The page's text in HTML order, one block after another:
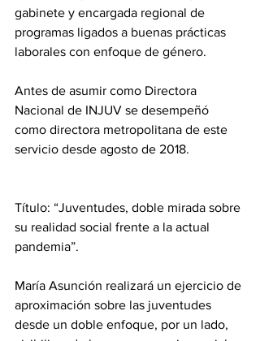
gabinete y encargada regional de
programas ligados a buenas prácticas
laborales con enfoque de género.
Antes de asumir como Directora
Nacional de INJUV se desempeñó
como directora metropolitana de este
servicio desde agosto de 2018.
Título: “Juventudes, doble mirada sobre
su realidad social frente a la actual
pandemia”.
María Asunción realizará un ejercicio de
aproximación sobre las juventudes
desde un doble enfoque, por un lado,